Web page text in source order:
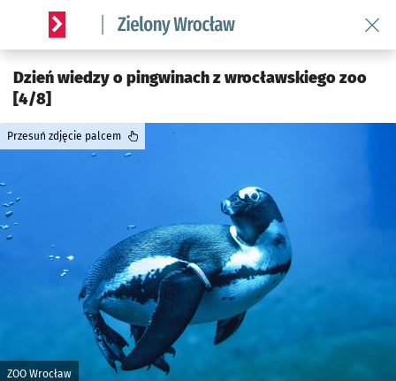
Serwis informacyjny wroclaw.pl podserwis: Środowisko we
Dzień wiedzy o pingwinach z wrocławskiego zoo
[4/8]
ZOO Wrocław
Przesuń zdjęcie palcem